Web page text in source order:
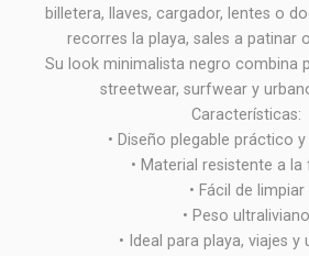
billetera, llaves, cargador, lentes o
recorres la playa, sales a patinar
Su look minimalista negro combina
streetwear, surfwear y
Características:
• Diseño plegable práctico
• Material resistente a
• Fácil de limpiar
• Peso ultraliviano
• Ideal para playa, viajes y